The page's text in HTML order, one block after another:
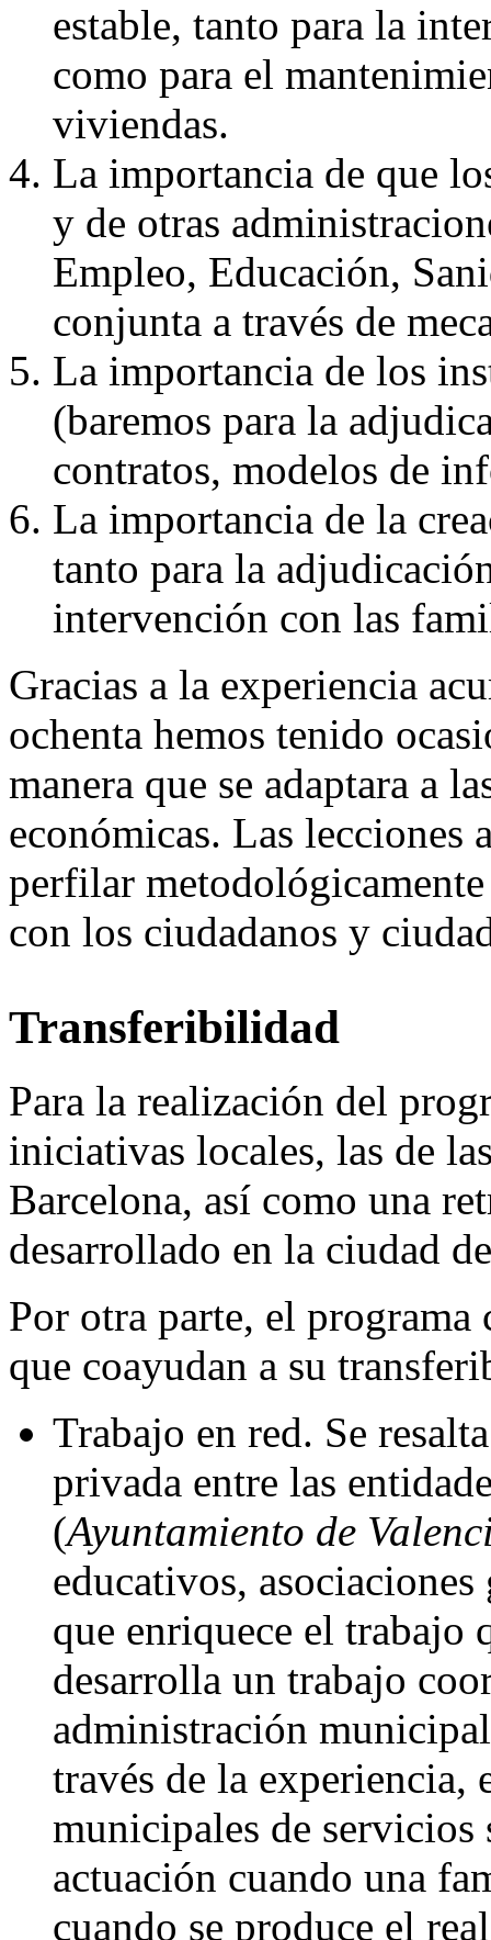
estable, tanto para la
como para el
viviendas.
La importancia de que
y de otras
Empleo, Educación,
conjunta a través de
La importancia de los
(baremos para la
contratos, modelos de
La importancia de la
tanto para la
intervención con las
Gracias a la experiencia
ochenta hemos tenido
manera que se adaptara a
económicas. Las lecciones
perfilar
con los ciudadanos y
Transferibilidad
Para la realización del
iniciativas locales, las de
Barcelona, así como una
desarrollado en la ciudad
Por otra parte, el programa
que coayudan a su
Trabajo en red. Se
privada entre las
(Ayuntamiento de
educativos,
que enriquece el trabajo
desarrolla un trabajo
administración
través de la experiencia,
municipales de servicios
actuación cuando una
cuando se produce el